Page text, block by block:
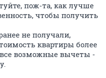
пож-та, как лучше
чтобы получить
не получали,
квартиры более
возможные вычеты -